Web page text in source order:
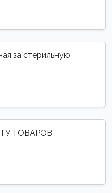
за стерильную
ТОВАРОВ